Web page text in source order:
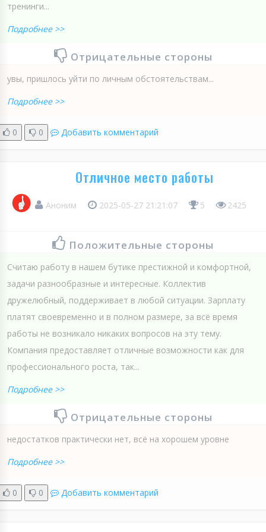
тренинги...
Подробнее >>
Отрицательные стороны
увы, пришлось уйти по личным обстоятельствам...
Подробнее >>
0 0 Добавить комментарий
Отличное место работы
Аноним 2025-05-27 21:21:07 5 2425
Положительные стороны
Считаю работу в нашем бутике престижной и комфортной,
задачи разнообразные и интересные. Коллектив
дружелюбный, поддерживает в любой ситуации. Зарплату
платят своевременно и в полном размере, за всё время
работы не возникало никаких вопросов на эту тему.
Компания предоставляет отличные возможности как для
профессионального роста, так...
Подробнее >>
Отрицательные стороны
недостатков практически нет, всё на хорошем уровне
Подробнее >>
0 0 Добавить комментарий